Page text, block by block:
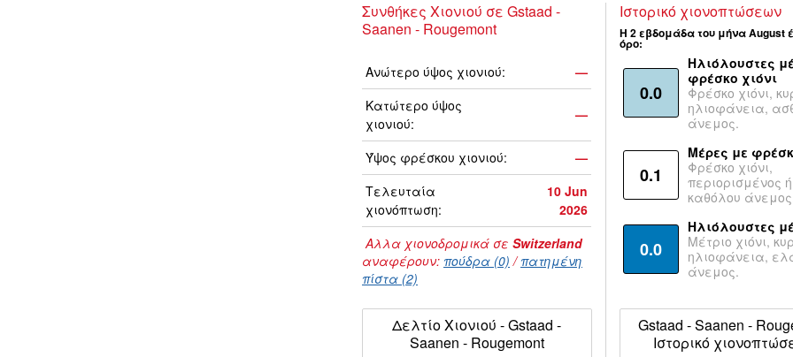
Συνθήκες Χιονιού σε Gstaad -
Saanen - Rougemont
Ανώτερο ύψος χιονιού:
—
Κατώτερο ύψος
χιονιού:
—
Ύψος φρέσκου χιονιού:
—
Τελευταία
χιονόπτωση:
10 Jun
2026
Αλλα χιονοδρομικά σε Switzerland
αναφέρουν: πούδρα (0) /πατημένη
πίστα (2)
Δελτίο Χιονιού - Gstaad -
Saanen - Rougemont
Ιστορικό χιονοπτώσεων
Η 2 εβδομάδα του μήνα August
όρο:
0.0
Ηλιόλουστες
φρέσκο χιόνι
Φρέσκο χιόνι,
ηλιοφάνεια,
άνεμος.
0.1
Μέρες με
Φρέσκο χιόνι,
περιορισμένος
καθόλου
0.0
Ηλιόλουστες
Μέτριο χιόνι,
ηλιοφάνεια,
άνεμος.
Gstaad - Saanen -
Ιστορικό